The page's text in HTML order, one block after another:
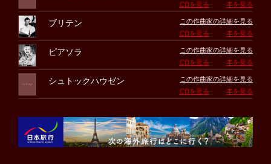
CDを見る
本を見る
ブリテン
この作曲家の詳細を見る
CDを見る
本を見る
ピアソラ
この作曲家の詳細を見る
CDを見る
本を見る
シュトックハウゼン
この作曲家の詳細を見る
CDを見る
本を見る